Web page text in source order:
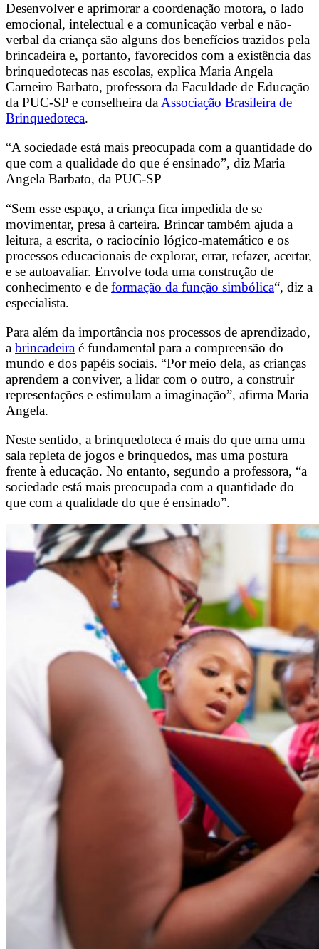
Desenvolver e aprimorar a coordenação motora, o lado
emocional, intelectual e a comunicação verbal e não-
verbal da criança são alguns dos benefícios trazidos pela
brincadeira e, portanto, favorecidos com a existência das
brinquedotecas nas escolas, explica Maria Angela
Carneiro Barbato, professora da Faculdade de Educação
da PUC-SP e conselheira da Associação Brasileira de
Brinquedoteca.
“A sociedade está mais preocupada com a quantidade do
que com a qualidade do que é ensinado”, diz Maria
Angela Barbato, da PUC-SP
“Sem esse espaço, a criança fica impedida de se
movimentar, presa à carteira. Brincar também ajuda a
leitura, a escrita, o raciocínio lógico-matemático e os
processos educacionais de explorar, errar, refazer, acertar,
e se autoavaliar. Envolve toda uma construção de
conhecimento e de formação da função simbólica“, diz a
especialista.
Para além da importância nos processos de aprendizado,
a brincadeira é fundamental para a compreensão do
mundo e dos papéis sociais. “Por meio dela, as crianças
aprendem a conviver, a lidar com o outro, a construir
representações e estimulam a imaginação”, afirma Maria
Angela.
Neste sentido, a brinquedoteca é mais do que uma uma
sala repleta de jogos e brinquedos, mas uma postura
frente à educação. No entanto, segundo a professora, “a
sociedade está mais preocupada com a quantidade do
que com a qualidade do que é ensinado”.